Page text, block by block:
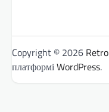
Copyright © 2026 Retro
платформіWordPress.